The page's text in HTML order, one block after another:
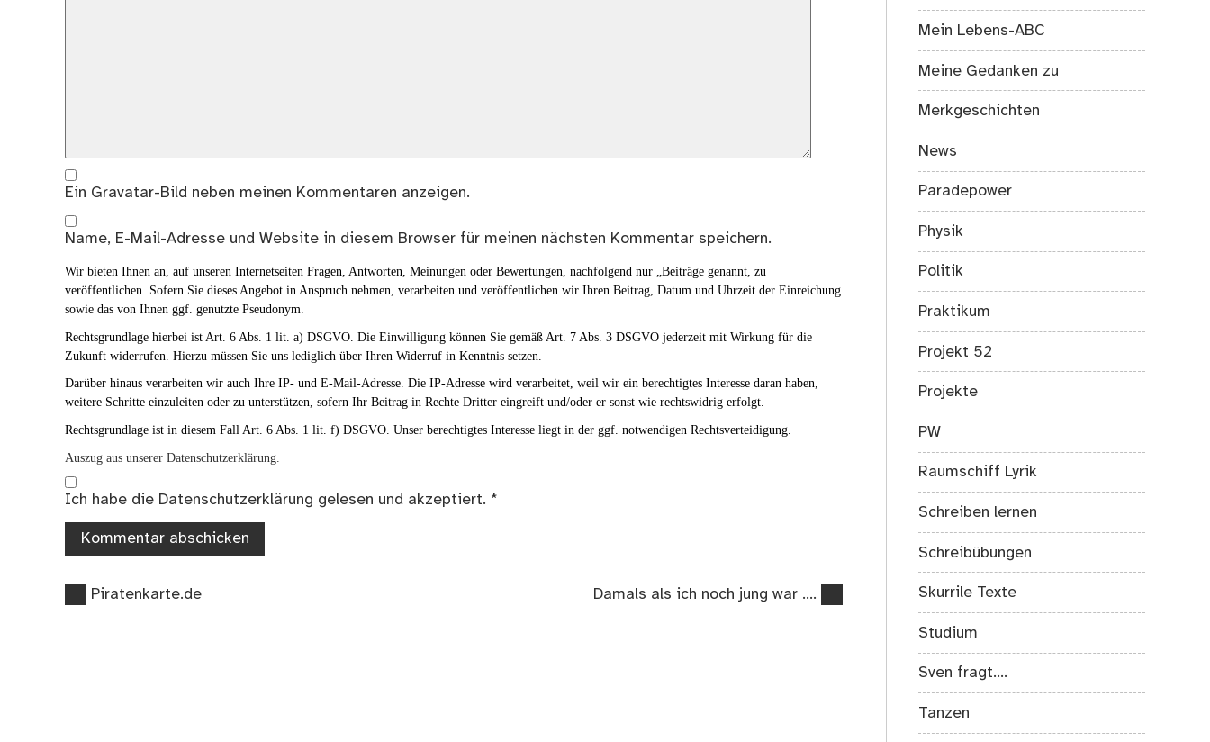
Ein Gravatar-Bild neben meinen Kommentaren anzeigen.
Name, E-Mail-Adresse und Website in diesem Browser für meinen nächsten Kommentar speichern.
Wir bieten Ihnen an, auf unseren Internetseiten Fragen, Antworten, Meinungen oder Bewertungen, nachfolgend nur „Beiträge genannt, zu
veröffentlichen. Sofern Sie dieses Angebot in Anspruch nehmen, verarbeiten und veröffentlichen wir Ihren Beitrag, Datum und Uhrzeit der Einreichung
sowie das von Ihnen ggf. genutzte Pseudonym.
Rechtsgrundlage hierbei ist Art. 6 Abs. 1 lit. a) DSGVO. Die Einwilligung können Sie gemäß Art. 7 Abs. 3 DSGVO jederzeit mit Wirkung für die
Zukunft widerrufen. Hierzu müssen Sie uns lediglich über Ihren Widerruf in Kenntnis setzen.
Darüber hinaus verarbeiten wir auch Ihre IP- und E-Mail-Adresse. Die IP-Adresse wird verarbeitet, weil wir ein berechtigtes Interesse daran haben,
weitere Schritte einzuleiten oder zu unterstützen, sofern Ihr Beitrag in Rechte Dritter eingreift und/oder er sonst wie rechtswidrig erfolgt.
Rechtsgrundlage ist in diesem Fall Art. 6 Abs. 1 lit. f) DSGVO. Unser berechtigtes Interesse liegt in der ggf. notwendigen Rechtsverteidigung.
Auszug aus unserer Datenschutzerklärung.
Ich habe die Datenschutzerklärung gelesen und akzeptiert. *
Beitragsnavigation
Vorheriger
Piratenkarte.de
Nächster
Damals als ich noch jung war ….
Mein Lebens-ABC
Meine Gedanken zu
Merkgeschichten
News
Paradepower
Physik
Politik
Praktikum
Projekt 52
Projekte
PW
Raumschiff Lyrik
Schreiben lernen
Schreibübungen
Skurrile Texte
Studium
Sven fragt….
Tanzen